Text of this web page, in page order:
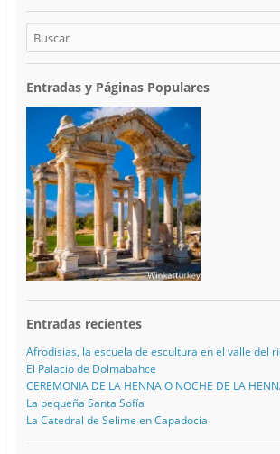
Entradas y Páginas Populares
Entradas recientes
Afrodisias, la escuela de escultura en el valle del
El Palacio de Dolmabahce
CEREMONIA DE LA HENNA O NOCHE DE LA
La pequeña Santa Sofía
La Catedral de Selime en Capadocia